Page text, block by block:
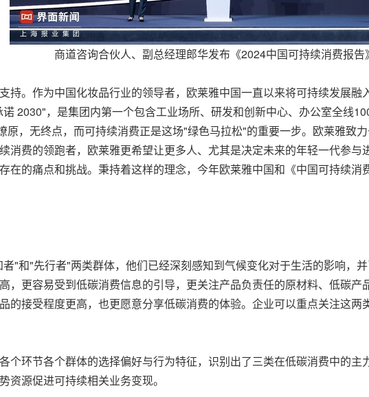
商道咨询合伙人、副总经理郎华发布《2024中国可持续消费报告
持。作为中国化妆品行业的领导者，欧莱雅中国一直以来将可持续发展
2030"，是集团内第一个包含工业场所、研发和创新中心、办公室全线
原，无终点，而可持续消费正是这场"绿色马拉松"的重要一步。欧莱雅致
消费的领跑者，欧莱雅更希望让更多人、尤其是决定未来的年轻一代参
在的痛点和挑战。秉持着这样的理念，今年欧莱雅中国和《中国可持续
"和"先行者"两类群体，他们已经深刻感知到气候变化对于生活的影响，
，更容易受到低碳消费信息的引导，更关注产品负责任的原材料、低碳
的接受程度更高，也更愿意分享低碳消费的体验。企业可以重点关注这
个环节各个群体的选择偏好与行为特征，识别出了三类在低碳消费中的
资源促进可持续相关业务变现。